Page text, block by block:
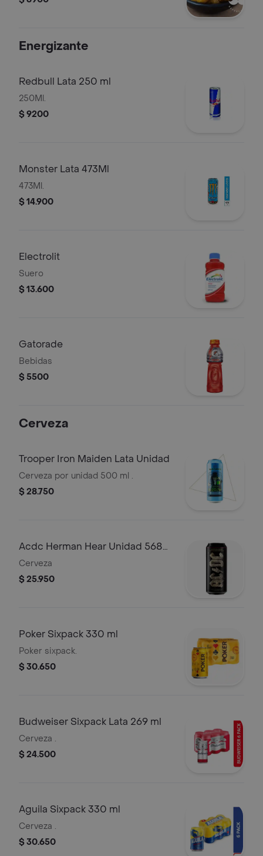
Energizante
Redbull Lata 250 ml
250Ml.
$ 9200
Monster Lata 473Ml
473Ml.
$ 14.900
Electrolit
Suero
$ 13.600
Gatorade
Bebidas
$ 5500
Cerveza
Trooper Iron Maiden Lata Unidad
Cerveza por unidad 500 ml .
$ 28.750
Acdc Herman Hear Unidad 568
ml
Cerveza
$ 25.950
Poker Sixpack 330 ml
Poker sixpack.
$ 30.650
Budweiser Sixpack Lata 269 ml
Cerveza .
$ 24.500
Aguila Sixpack 330 ml
Cerveza .
$ 30.650